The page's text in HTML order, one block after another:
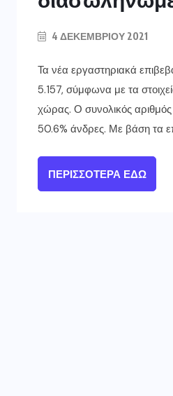
4 ΔΕΚΕΜΒΡΊΟΥ 2021
Τα νέα εργαστηριακά
5.157, σύμφωνα με τα
χώρας. Ο συνολικός
50.6% άνδρες. Με βάση τα
ΠΕΡΙΣΣΌΤΕΡΑ ΕΔΏ